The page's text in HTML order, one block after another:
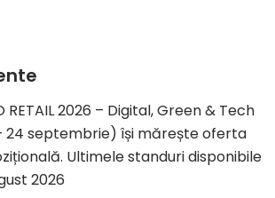
RETAIL 2026 – Digital, Green & Tech
24 septembrie) își mărește oferta
Ultimele standuri disponibile
2026